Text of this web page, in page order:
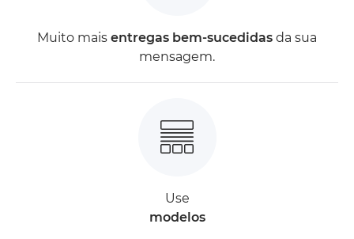
Muito mais entregas bem-sucedidas da sua
mensagem.
Use
modelos